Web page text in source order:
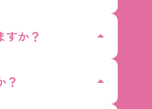
がサポートしま
ーネット環境さ
すか？ arrow_drop_up
ません。ご自身
活動いただけま
？ arrow_drop_up